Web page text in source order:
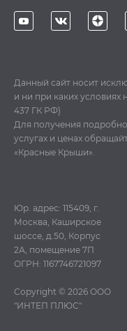
Данный сайт носит
и ни при каких условиях
437 ГК РФ)
Для получения
услугах и ценах
«Красные Крыши».
Юр. адрес: 115409, г.
Москва, Каширское
шоссе, д.50, Корпус
2А, помещение 7П
ОГРН: 1167746721097
Copyright © 2026 ООО
"ИНТЕП ПЛЮС"